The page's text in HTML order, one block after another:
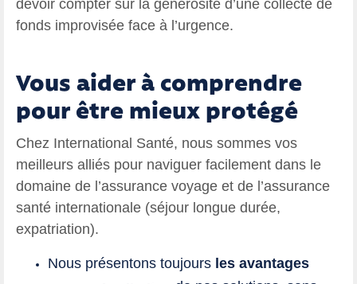
devoir compter sur la générosité d’une collecte de
fonds improvisée face à l’urgence.
Vous aider à comprendre
pour être mieux protégé
Chez International Santé, nous sommes vos
meilleurs alliés pour naviguer facilement dans le
domaine de l’assurance voyage et de l’assurance
santé internationale (séjour longue durée,
expatriation).
Nous présentons toujours les avantages